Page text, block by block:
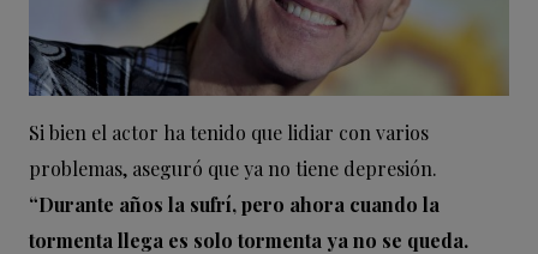
Si bien el actor ha tenido que lidiar con varios
problemas, aseguró que ya no tiene depresión.
“Durante años la sufrí, pero ahora cuando la
tormenta llega es solo tormenta ya no se queda.